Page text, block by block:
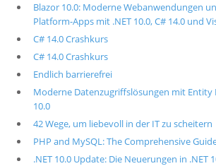
Blazor 10.0: Moderne Webanwendungen
Platform-Apps mit .NET 10.0, C# 14.0 und
C# 14.0 Crashkurs
C# 14.0 Crashkurs
Endlich barrierefrei
Moderne Datenzugriffslösungen mit Entity
10.0
42 Wege, um liebevoll in der IT zu scheitern
PHP and MySQL: The Comprehensive
.NET 10.0 Update: Die Neuerungen in .NET